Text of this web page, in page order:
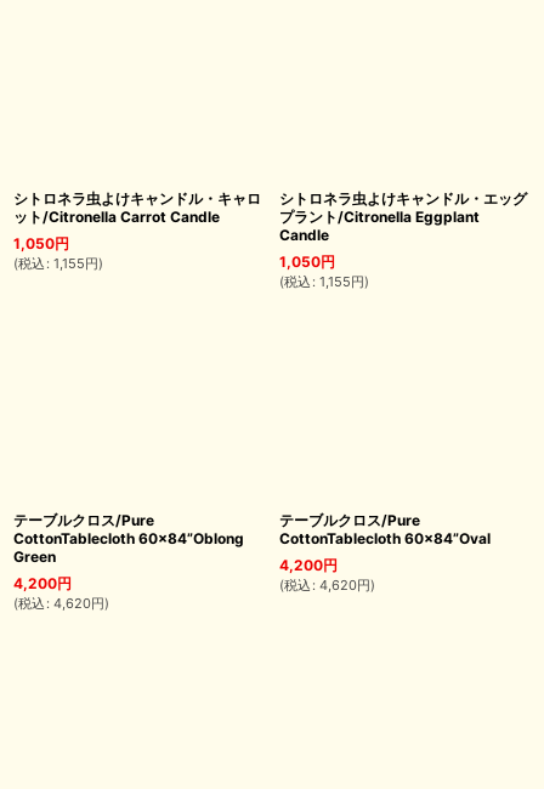
シトロネラ虫よけキャンドル・キャロ
ット/Citronella Carrot Candle
1,050円
(税込 : 1,155円)
シトロネラ虫よけキャンドル・エッグ
プラント/Citronella Eggplant
Candle
1,050円
(税込 : 1,155円)
テーブルクロス/Pure
CottonTablecloth 60×84”Oblong
Green
4,200円
(税込 : 4,620円)
テーブルクロス/Pure
CottonTablecloth 60×84”Oval
4,200円
(税込 : 4,620円)